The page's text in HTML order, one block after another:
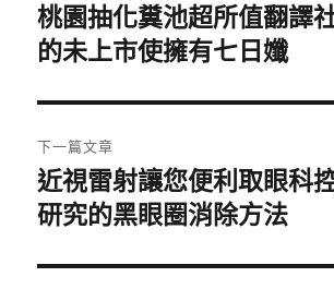
章
導
覽
上
一
文
章:
桃園抽化糞池超所值翻譯
的未上市使擁有七日孅
下一篇文章
下
一
文
近視雷射讓您便利取眼科
研究的黑眼圈消除方法